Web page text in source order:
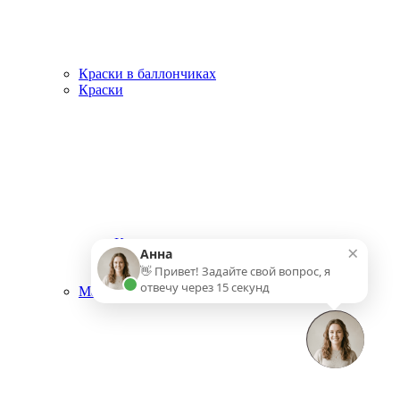
Краски в баллончиках
Краски
Краска для стен
Краски для внутренних работ
Краски для наружных работ
Малярный инструмент
×
Анна
👋 Привет! Задайте свой вопрос, я
отвечу через 15 секунд